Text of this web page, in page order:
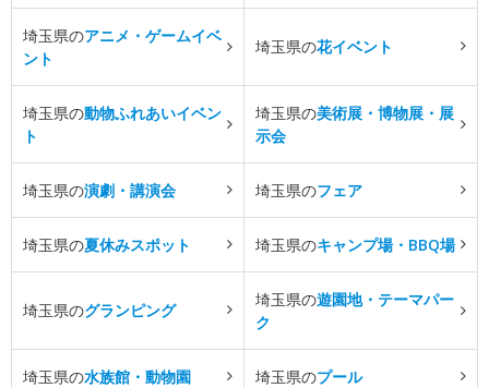
埼玉県のアニメ・ゲームイベ
ント
埼玉県の花イベント
埼玉県の動物ふれあいイベン
ト
埼玉県の美術展・博物展・展
示会
埼玉県の演劇・講演会 埼玉県のフェア
埼玉県の夏休みスポット 埼玉県のキャンプ場・BBQ場
埼玉県のグランピング
埼玉県の遊園地・テーマパー
ク
埼玉県の水族館・動物園 埼玉県のプール